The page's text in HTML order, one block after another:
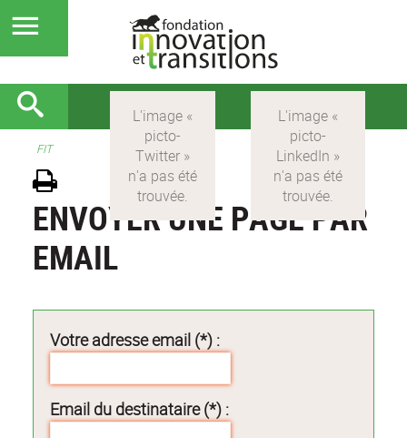
FIT
ENVOYER UNE PAGE PAR
EMAIL
Votre adresse email (*) :
Email du destinataire (*) :